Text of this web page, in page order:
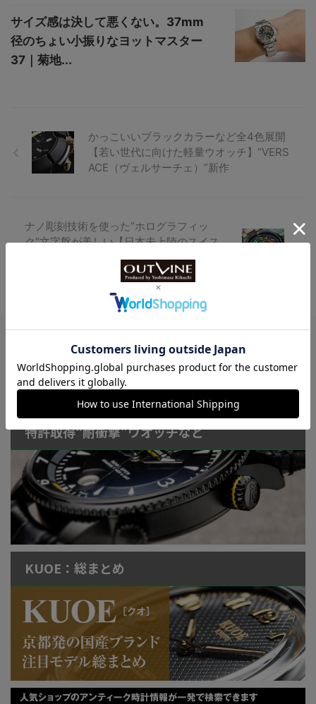
サイズ感は決して悪くない。37mm
径のちょい小振りなヨットマスター
37｜菊地...
かっこいいブラックカラーなど全4色展開
【若い世代に向けた軽量ウオッチ】“VERS
ACE（ヴェルサーチェ）”新作
ナノ彫刻技術を使った”ホログラフィッ
ク”文字盤が美しい【日本未上陸のスイス
ブランド】ID Geneve（IDジュネーブ）の
Watch LIFE NEWS
LowBEAT Marketplace
ONLINE SHOP
特許取得“耐衝撃”ウオッチなど
KUOE：総まとめ